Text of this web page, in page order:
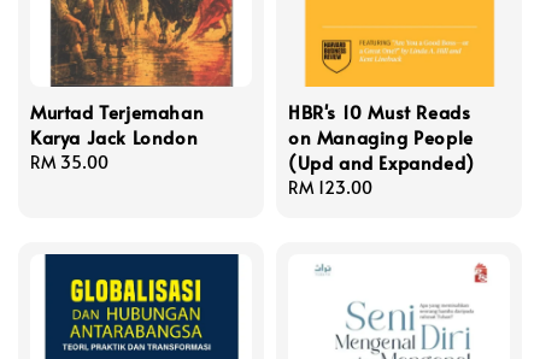
Murtad Terjemahan
Karya Jack London
Regular
RM 35.00
HBR's 10 Must Reads
on Managing People
(Upd and Expanded)
Regular
RM 123.00